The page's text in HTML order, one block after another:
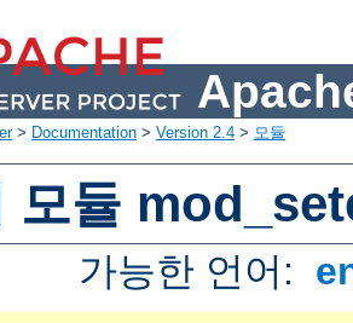
> Documentation > Version 2.4 > 모듈
모듈
가능한 언어: